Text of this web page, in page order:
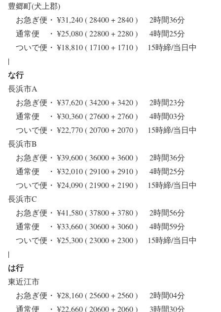
豊郷町(犬上郡)
お急ぎ便・ ¥31,240 ( 28400 + 2840 ) 2時間36分
通常便 ・ ¥25,080 ( 22800 + 2280 ) 4時間25分
ついで便・ ¥18,810 ( 17100 + 1710 ) 15時締/当日中
|
な行
長浜市A
お急ぎ便・ ¥37,620 ( 34200 + 3420 ) 2時間23分
通常便 ・ ¥30,360 ( 27600 + 2760 ) 4時間03分
ついで便・ ¥22,770 ( 20700 + 2070 ) 15時締/当日中
長浜市B
お急ぎ便・ ¥39,600 ( 36000 + 3600 ) 2時間36分
通常便 ・ ¥32,010 ( 29100 + 2910 ) 4時間25分
ついで便・ ¥24,090 ( 21900 + 2190 ) 15時締/当日中
長浜市C
お急ぎ便・ ¥41,580 ( 37800 + 3780 ) 2時間56分
通常便 ・ ¥33,660 ( 30600 + 3060 ) 4時間59分
ついで便・ ¥25,300 ( 23000 + 2300 ) 15時締/当日中
|
は行
東近江市
お急ぎ便・ ¥28,160 ( 25600 + 2560 ) 2時間04分
通常便 ・ ¥22,660 ( 20600 + 2060 ) 3時間30分